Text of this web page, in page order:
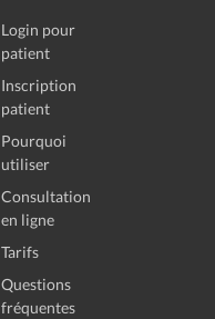
Login pour
patient
Inscription
patient
Pourquoi
utiliser
Consultation
en ligne
Tarifs
Questions
fréquentes